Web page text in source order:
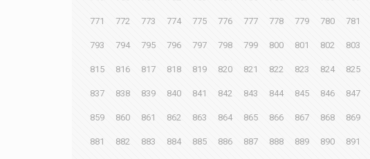
771 772 773 774 775 776 777 778 779 780 781
793 794 795 796 797 798 799 800 801 802 803
815 816 817 818 819 820 821 822 823 824 825
837 838 839 840 841 842 843 844 845 846 847
859 860 861 862 863 864 865 866 867 868 869
881 882 883 884 885 886 887 888 889 890 891